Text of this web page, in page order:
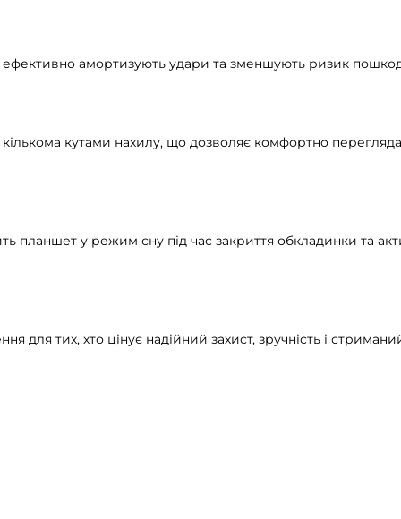
ефективно амортизують удари та зменшують ризик
кутами нахилу, що дозволяє комфортно
планшет у режим сну під час закриття обкладинки та
для тих, хто цінує надійний захист, зручність і